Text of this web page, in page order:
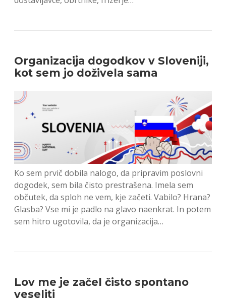
Organizacija dogodkov v Sloveniji,
kot sem jo doživela sama
Ko sem prvič dobila nalogo, da pripravim poslovni
dogodek, sem bila čisto prestrašena. Imela sem
občutek, da sploh ne vem, kje začeti. Vabilo? Hrana?
Glasba? Vse mi je padlo na glavo naenkrat. In potem
sem hitro ugotovila, da je organizacija…
Lov me je začel čisto spontano
veseliti